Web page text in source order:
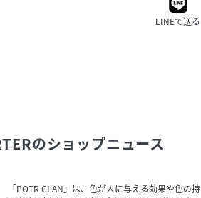
LINEで送る
のショップニュース
「POTR CLAN」は、色が人に与える効果や色の持